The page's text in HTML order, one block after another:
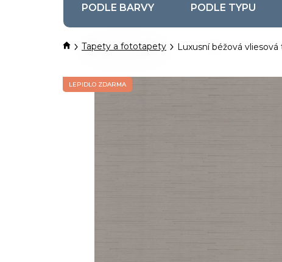
PODLE BARVY PODLE TYPU
DomůTapety a fototapety Luxusní béžová
LEPIDLO ZDARMA